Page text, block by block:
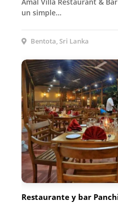
un simple…
Bentota, Sri Lanka
Restaurante y bar